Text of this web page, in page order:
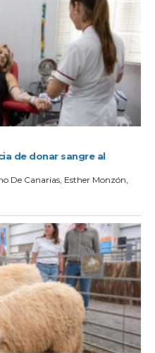
de donar sangre al
De Canarias, Esther Monzón,